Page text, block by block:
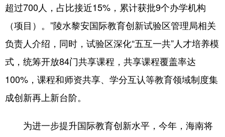
超过700人，占比接近15%，累计获批9个办学机构
（项目）。”陵水黎安国际教育创新试验区管理局相关
负责人介绍，同时，试验区深化“五互一共”人才培养模
式，统筹开放84门共享课程，共享课程覆盖率达
100%，课程和师资共享、学分互认等教育领域制度集
成创新再上新台阶。
为进一步提升国际教育创新水平，今年，海南将